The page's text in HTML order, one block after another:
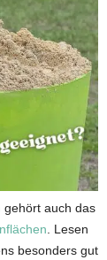
gehört auch das
. Lesen
besonders gut